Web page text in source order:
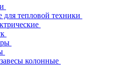
тепловой техники
колонные